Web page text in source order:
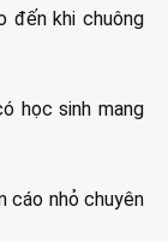
đến khi chuông
học sinh mang
cáo nhỏ chuyên